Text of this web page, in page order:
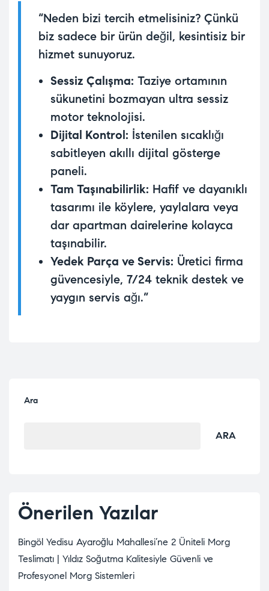
“Neden bizi tercih etmelisiniz? Çünkü
biz sadece bir ürün değil, kesintisiz bir
hizmet sunuyoruz.
Sessiz Çalışma: Taziye ortamının
sükunetini bozmayan ultra sessiz
motor teknolojisi.
Dijital Kontrol: İstenilen sıcaklığı
sabitleyen akıllı dijital gösterge
paneli.
Tam Taşınabilirlik: Hafif ve dayanıklı
tasarımı ile köylere, yaylalara veya
dar apartman dairelerine kolayca
taşınabilir.
Yedek Parça ve Servis: Üretici firma
güvencesiyle, 7/24 teknik destek ve
yaygın servis ağı.”
Ara
ARA
Önerilen Yazılar
Bingöl Yedisu Ayaroğlu Mahallesi’ne 2 Üniteli Morg
Teslimatı | Yıldız Soğutma Kalitesiyle Güvenli ve
Profesyonel Morg Sistemleri